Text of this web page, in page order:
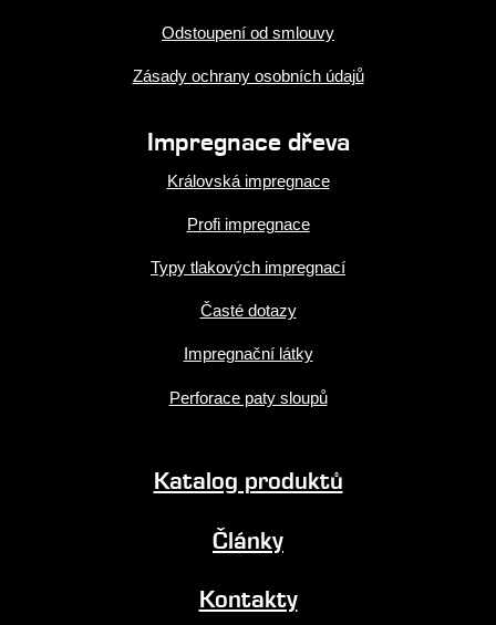
Odstoupení od smlouvy
Zásady ochrany osobních údajů
Impregnace dřeva
Královská impregnace
Profi impregnace
Typy tlakových impregnací
Časté dotazy
Impregnační látky
Perforace paty sloupů
Katalog produktů
Články
Kontakty